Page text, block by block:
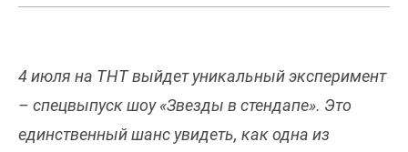
4 июля на ТНТ выйдет уникальный эксперимент
– спецвыпуск шоу «Звезды в стендапе». Это
единственный шанс увидеть, как одна из